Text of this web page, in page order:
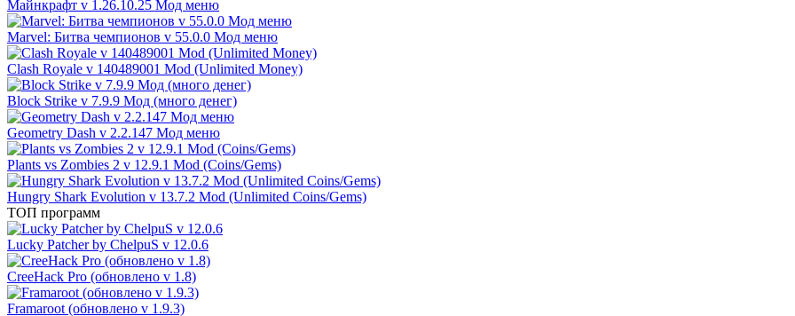
Майнкрафт v 1.26.10.25 Мод меню
Marvel: Битва чемпионов v 55.0.0 Мод меню
Clash Royale v 140489001 Mod (Unlimited Money)
Block Strike v 7.9.9 Мод (много денег)
Geometry Dash v 2.2.147 Мод меню
Plants vs Zombies 2 v 12.9.1 Mod (Coins/Gems)
Hungry Shark Evolution v 13.7.2 Mod (Unlimited Coins/Gems)
ТОП программ
Lucky Patcher by ChelpuS v 12.0.6
CreeHack Pro (обновлено v 1.8)
Framaroot (обновлено v 1.9.3)